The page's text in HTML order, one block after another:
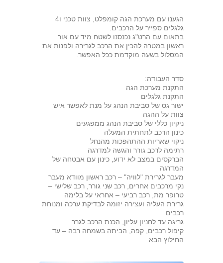
הגענו עם מערכת הגה קומפלט, צוות טכני ו4
גלגלים ספייר על הרכבים.
בתאום עם הרט"ג נכנסנו לשטח מיד עם אור
ראשון במטרה להכין את הרכב לגרירה ולפנות את
המסלול בשעה מוקדמת ככל האפשר.
סדר העבודה:
התקנת מערכת הגה
התקנת גלגלים
ישור גס של סביבת הנהג על מנת לאפשר איש
צוות על ההגה
ניקיון כללי של סביבת הנהג ממפגעים
כינון הרכב לתחתית המעלה
ניקוי שאריות ההתהפכות מהנחל
רתימה לרכב גורר והגשה למדרגה
הברקסים במצב לא ידוע, כינון עם אבטחה של
המדרגה
מעבר לגרירת "לוויה" – רכב ראשון מוודא מעבר
נקי מרכבים אחרים, רכב שני גורר, רכב שלישי –
טרופר מת, רכב רביעי – אחראי על בלימה
גרירת העליה ועצירה יזומה לבדיקת ערכה ומנוחת
רכבים
גריגה עד לחניון עליון, הכנת הרכב לגרר
קיפול רכבים, קפה, הביתה בשמחה רבה – עד
החילוץ הבא